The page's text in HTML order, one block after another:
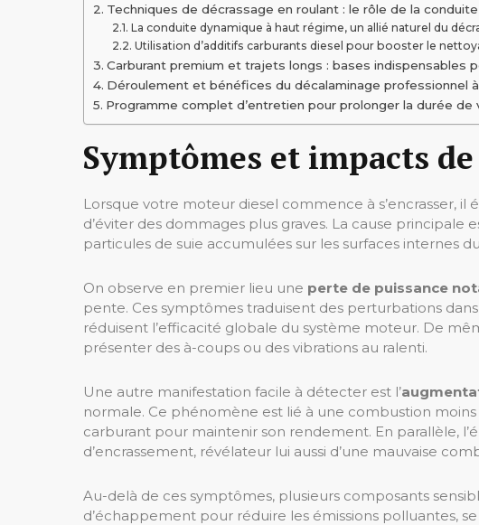
Techniques de décrassage en roulant : le rôle de la
La conduite dynamique à haut régime, un allié naturel du
Utilisation d’additifs carburants diesel pour booster le
Carburant premium et trajets longs : bases indispensables
Déroulement et bénéfices du décalaminage professionnel à
Programme complet d’entretien pour prolonger la durée de
Symptômes et impacts
Lorsque votre moteur diesel commence à s’encrasser,
d’éviter des dommages plus graves. La cause
particules de suie accumulées sur les surfaces internes
On observe en premier lieu une perte de puissance
pente. Ces symptômes traduisent des perturbations
réduisent l’efficacité globale du système moteur. De
présenter des à-coups ou des vibrations au ralenti.
Une autre manifestation facile à détecter est l’
normale. Ce phénomène est lié à une combustion
carburant pour maintenir son rendement. En parallèle,
d’encrassement, révélateur lui aussi d’une mauvaise
Au-delà de ces symptômes, plusieurs composants
d’échappement pour réduire les émissions polluantes,